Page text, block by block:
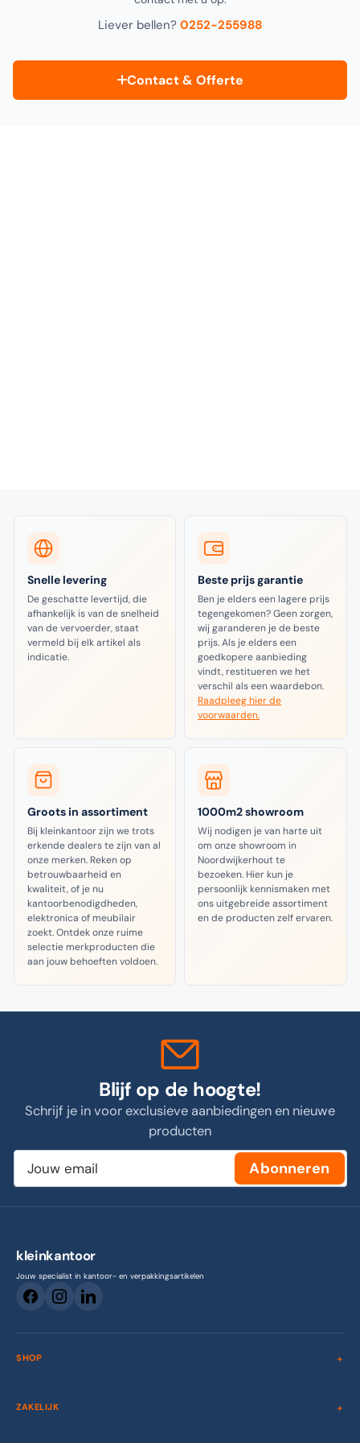
Liever bellen? 0252-255988
Contact & Offerte
Snelle levering
De geschatte levertijd, die
afhankelijk is van de snelheid
van de vervoerder, staat
vermeld bij elk artikel als
indicatie.
Beste prijs garantie
Ben je elders een lagere prijs
tegengekomen? Geen zorgen,
wij garanderen je de beste
prijs. Als je elders een
goedkopere aanbieding
vindt, restitueren we het
verschil als een waardebon.
Raadpleeg hier de
voorwaarden.
Groots in assortiment
Bij kleinkantoor zijn we trots
erkende dealers te zijn van al
onze merken. Reken op
betrouwbaarheid en
kwaliteit, of je nu
kantoorbenodigdheden,
elektronica of meubilair
zoekt. Ontdek onze ruime
selectie merkproducten die
aan jouw behoeften voldoen.
1000m2 showroom
Wij nodigen je van harte uit
om onze showroom in
Noordwijkerhout te
bezoeken. Hier kun je
persoonlijk kennismaken met
ons uitgebreide assortiment
en de producten zelf ervaren.
Blijf op de hoogte!
Schrijf je in voor exclusieve aanbiedingen en nieuwe
producten
Jouw
email
Abonneren
kleinkantoor
Jouw specialist in kantoor- en verpakkingsartikelen
SHOP
ZAKELIJK